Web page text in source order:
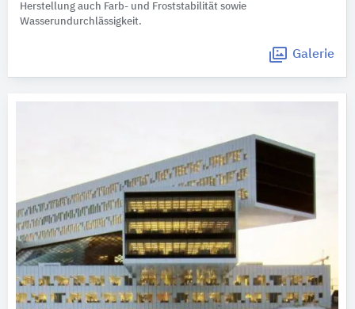
Herstellung auch Farb- und Froststabilität sowie
Wasserundurchlässigkeit.
Galerie